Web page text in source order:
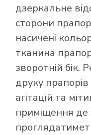
дзеркальне
сторони
насичені
тканина
зворотній бік.
друку
агітацій та
приміщення де